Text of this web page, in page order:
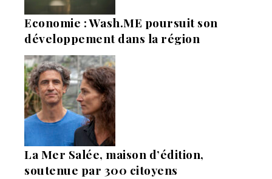
Economie : Wash.ME poursuit son
développement dans la région
La Mer Salée, maison d’édition,
soutenue par 300 citoyens